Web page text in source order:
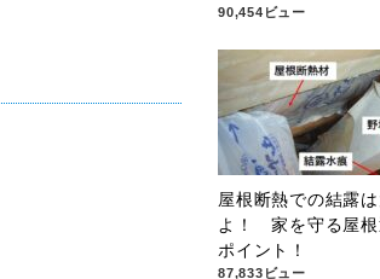
90,454ビュー
屋根断熱での結露
よ！ 家を守る屋根
ポイント！
87,833ビュー